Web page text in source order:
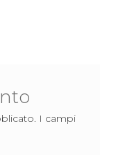
I campi